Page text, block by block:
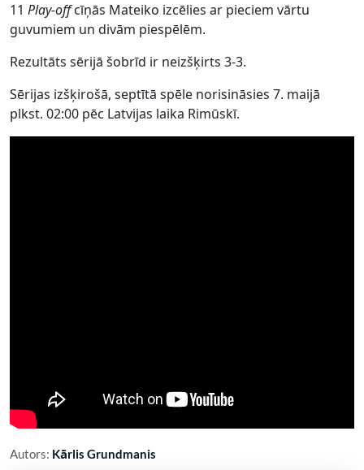
11 Play-offcīņās Mateiko izcēlies ar pieciem vārtu
guvumiem un divām piespēlēm.
Rezultāts sērijā šobrīd ir neizšķirts 3-3.
Sērijas izšķirošā, septītā spēle norisināsies 7. maijā
plkst. 02:00 pēc Latvijas laika Rimūskī.
Autors: Kārlis Grundmanis